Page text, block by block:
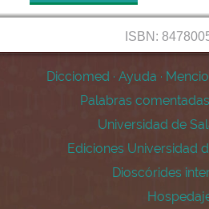
ISBN:
Dicciomed · Ayuda ·
Palabras comentadas
Universidad de
Ediciones Universidad
Dioscórides